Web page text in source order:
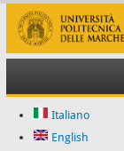
Italiano
English